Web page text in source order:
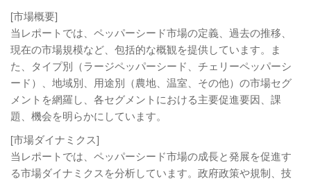
[市場概要]
当レポートでは、ペッパーシード市場の定義、過去の推移、
現在の市場規模など、包括的な概観を提供しています。ま
た、タイプ別（ラージペッパーシード、チェリーペッパーシ
ード）、地域別、用途別（農地、温室、その他）の市場セグ
メントを網羅し、各セグメントにおける主要促進要因、課
題、機会を明らかにしています。
[市場ダイナミクス]
当レポートでは、ペッパーシード市場の成長と発展を促進す
る市場ダイナミクスを分析しています。政府政策や規制、技